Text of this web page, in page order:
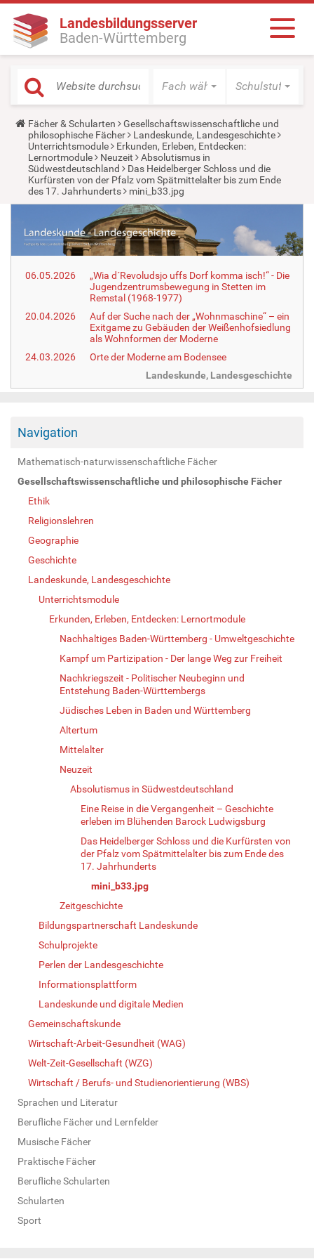
Landesbildungsserver
Baden-Württemberg
Fach wählen Schulstufe
Y
o
u
a
r
e
h
e
:
Fächer & Schularten
Gesellschaftswissenschaftliche und
philosophische Fächer
Landeskunde, Landesgeschichte
Unterrichtsmodule
Erkunden, Erleben, Entdecken:
Lernortmodule
Neuzeit
Absolutismus in
Südwestdeutschland
Das Heidelberger Schloss und die
Kurfürsten von der Pfalz vom Spätmittelalter bis zum Ende
des 17. Jahrhunderts
mini_b33.jpg
06.05.2026
„Wia d´Revoludsjo uffs Dorf komma isch!“ - Die
Jugendzentrumsbewegung in Stetten im
Remstal (1968-1977)
20.04.2026
Auf der Suche nach der „Wohnmaschine“ – ein
Exitgame zu Gebäuden der Weißenhofsiedlung
als Wohnformen der Moderne
24.03.2026
Orte der Moderne am Bodensee
Landeskunde, Landesgeschichte
Navigation
Mathematisch-naturwissenschaftliche Fächer
Gesellschaftswissenschaftliche und philosophische Fächer
Ethik
Religionslehren
Geographie
Geschichte
Landeskunde, Landesgeschichte
Unterrichtsmodule
Erkunden, Erleben, Entdecken: Lernortmodule
Nachhaltiges Baden-Württemberg - Umweltgeschichte
Kampf um Partizipation - Der lange Weg zur Freiheit
Nachkriegszeit - Politischer Neubeginn und
Entstehung Baden-Württembergs
Jüdisches Leben in Baden und Württemberg
Altertum
Mittelalter
Neuzeit
Absolutismus in Südwestdeutschland
Eine Reise in die Vergangenheit – Geschichte
erleben im Blühenden Barock Ludwigsburg
Das Heidelberger Schloss und die Kurfürsten von
der Pfalz vom Spätmittelalter bis zum Ende des
17. Jahrhunderts
mini_b33.jpg
Zeitgeschichte
Bildungspartnerschaft Landeskunde
Schulprojekte
Perlen der Landesgeschichte
Informationsplattform
Landeskunde und digitale Medien
Gemeinschaftskunde
Wirtschaft-Arbeit-Gesundheit (WAG)
Welt-Zeit-Gesellschaft (WZG)
Wirtschaft / Berufs- und Studienorientierung (WBS)
Sprachen und Literatur
Berufliche Fächer und Lernfelder
Musische Fächer
Praktische Fächer
Berufliche Schularten
Schularten
Sport